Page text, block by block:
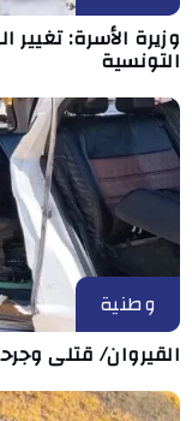
وزيرة الأسرة: تغيير
التونسية
وطنية
القيروان/ قتلى